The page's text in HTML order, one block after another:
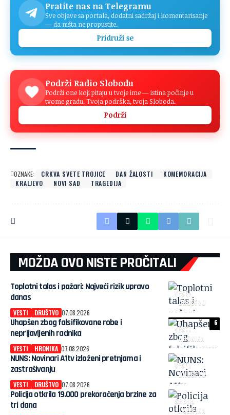
Pratite nas na Telegramu
Sve objave sa portala, dodatni sadržaj i komentarisanje
— da ništa ne propustite.
Pridruži se
Podrži Radio Slobodu
Podrži one koji pitaju u tvoje ime — istina počinje u
tvome gradu. Tvoja podrška, tvoja Sloboda.
Podrži
OZNAKE: CRKVA SVETE TROJICE DAN ŽALOSTI
KOMEMORACIJA
KRALJEVO
NOVI SAD TRAGEDIJA
MOŽDA OVO NISTE PROČITALI
VESTI
DRUŠTVO
Toplotni talas i požari: Najveći rizik upravo
danas
VESTI DRUŠTVO 07.08.2026
6
VESTI
HRONIKA
Uhapšen zbog falsifikovane robe i
neprijavljenih radnika
VESTI HRONIKA 07.08.2026
VESTI
DRUŠTVO
NUNS: Novinari A1tv izloženi pretnjama i
zastrašivanju
VESTI DRUŠTVO 07.08.2026
SRBIJA
POLITIKA
Policija otkrila 19.000 prekoračenja brzine za
tri dana